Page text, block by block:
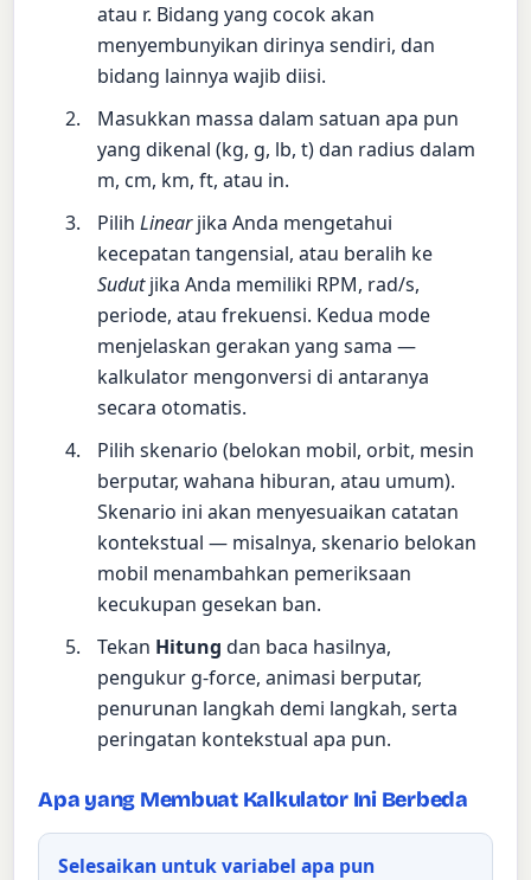
atau r. Bidang yang cocok akan
menyembunyikan dirinya sendiri, dan
bidang lainnya wajib diisi.
Masukkan massa dalam satuan apa pun
yang dikenal (kg, g, lb, t) dan radius dalam
m, cm, km, ft, atau in.
PilihLinearjika Anda mengetahui
kecepatan tangensial, atau beralih ke
Sudutjika Anda memiliki RPM, rad/s,
periode, atau frekuensi. Kedua mode
menjelaskan gerakan yang sama —
kalkulator mengonversi di antaranya
secara otomatis.
Pilih skenario (belokan mobil, orbit, mesin
berputar, wahana hiburan, atau umum).
Skenario ini akan menyesuaikan catatan
kontekstual — misalnya, skenario belokan
mobil menambahkan pemeriksaan
kecukupan gesekan ban.
Tekan Hitung dan baca hasilnya,
pengukur g-force, animasi berputar,
penurunan langkah demi langkah, serta
peringatan kontekstual apa pun.
Apa yang Membuat Kalkulator Ini Berbeda
Selesaikan untuk variabel apa pun